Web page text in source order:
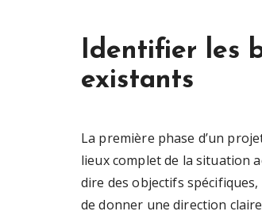
Identifier les
existants
La première phase d’un
lieux complet de la situation
dire des objectifs
de donner une direction